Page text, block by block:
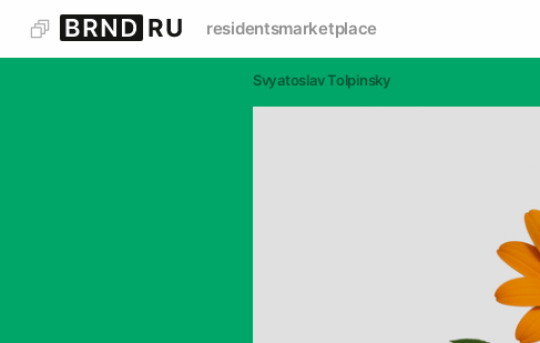
residentsmarketplace
Svyatoslav Tolpinsky